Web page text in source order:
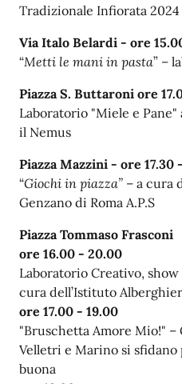
Tradizionale Infiorata 2024
Via Italo Belardi - ore
“Metti le mani in pasta” –
Piazza S. Buttaroni ore
Laboratorio "Miele e
il Nemus
Piazza Mazzini - ore 17.30
“Giochi in piazza” – a cura
Genzano di Roma A.P.S
Piazza Tommaso Frasconi
ore 16.00 - 20.00
Laboratorio Creativo,
cura dell’Istituto
ore 17.00 - 19.00
"Bruschetta Amore Mio!" –
Velletri e Marino si
buona